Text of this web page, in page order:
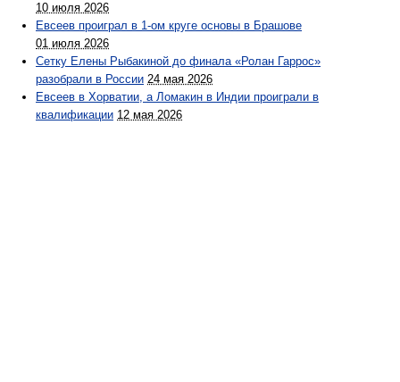
10 июля 2026
Евсеев проиграл в 1-ом круге основы в Брашове
01 июля 2026
Сетку Елены Рыбакиной до финала «Ролан Гаррос»
разобрали в России 24 мая 2026
Евсеев в Хорватии, а Ломакин в Индии проиграли в
квалификации 12 мая 2026